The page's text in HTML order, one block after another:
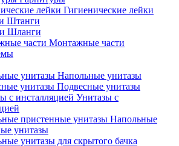
Гигиенические лейки
Штанги
Шланги
Монтажные части
Напольные унитазы
Подвесные унитазы
Унитазы с
Напольные
унитазы